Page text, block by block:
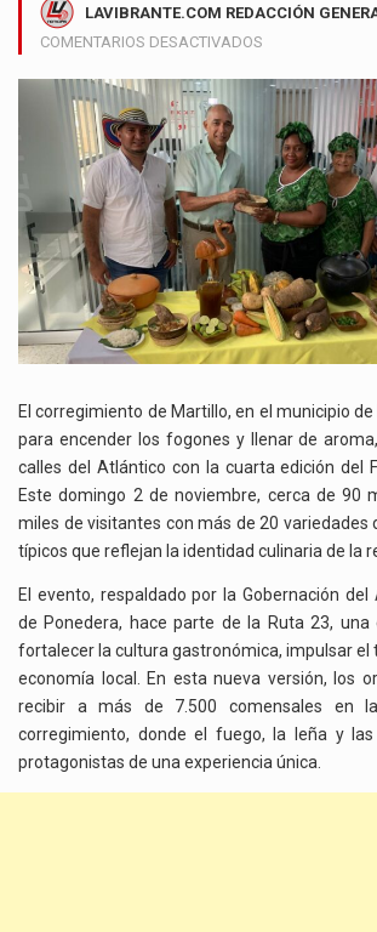
LAVIBRANTE.COM REDACCIÓN
COMENTARIOS DESACTIVADOS
SE
CONVIERTE
EN
EL
EPICENTRO
DEL
SABOR
CON
EL
IV
FESTIVAL
DEL
ATLÁNTICO
El corregimiento de Martillo, en el municipio
para encender los fogones y llenar de
calles del Atlántico con la cuarta edición del
Este domingo 2 de noviembre, cerca de 90
miles de visitantes con más de 20 variedades
típicos que reflejan la identidad culinaria de la
El evento, respaldado por la Gobernación
de Ponedera, hace parte de la Ruta 23, una
fortalecer la cultura gastronómica, impulsar el
economía local. En esta nueva versión, los
recibir a más de 7.500 comensales en
corregimiento, donde el fuego, la leña y
protagonistas de una experiencia única.